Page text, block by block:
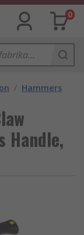
0
/ Hammers
Handle,